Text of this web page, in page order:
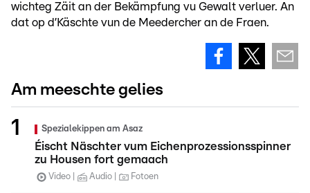
wichteg Zäit an der Bekämpfung vu Gewalt verluer. An
dat op d’Käschte vun de Meedercher an de Fraen.
Am meeschte gelies
Spezialekippen am Asaz
Éischt Näschter vum Eichenprozessionsspinner
zu Housen fort gemaach
Video Audio Fotoen